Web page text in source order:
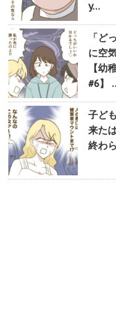
y…
「ど
に空
【幼
#6】
子ど
来た
終わ